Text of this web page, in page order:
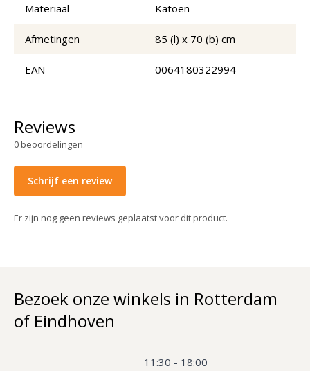
Materiaal Katoen
Afmetingen 85 (l) x 70 (b) cm
EAN 0064180322994
Reviews
0beoordelingen
Schrijf een review
Er zijn nog geen reviews geplaatst voor dit product.
Bezoek onze winkels in Rotterdam
of Eindhoven
11:30 - 18:00